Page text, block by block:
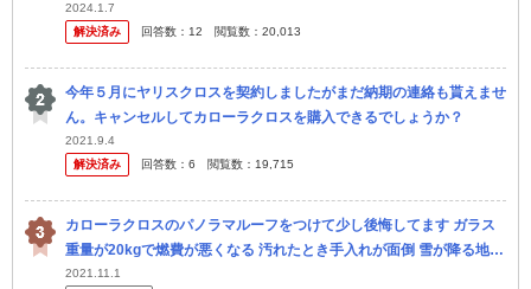
応ACC ・ブラインドスポットモニター 最近では普通車なら当然レ
ベ...
2024.1.7
解決済み
回答数： 12 閲覧数： 20,013
今年５月にヤリスクロスを契約しましたがまだ納期の連絡も貰えませ
ん。キャンセルしてカローラクロスを購入できるでしょうか？
2021.9.4
解決済み
回答数： 6 閲覧数： 19,715
カローラクロスのパノラマルーフをつけて少し後悔してます ガラス
重量が20kgで燃費が悪くなる 汚れたとき手入れが面倒 雪が降る地域
なので霜がかかってシェードの間がカビる 雪をよけたとき傷がつく
2021.11.1